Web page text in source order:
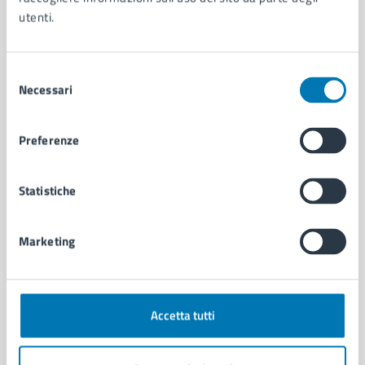
utenti.
delNecessari
Preferenze
Statistiche
Marketing
Accetta tutti
Sottoservizi
Area Educazione